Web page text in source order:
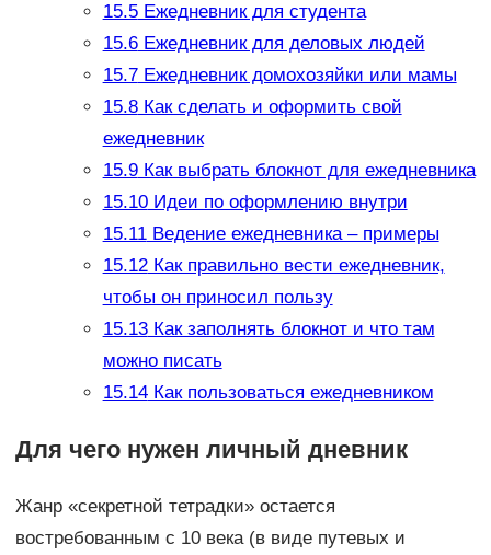
15.5Ежедневник для студента
15.6Ежедневник для деловых людей
15.7Ежедневник домохозяйки или мамы
15.8Как сделать и оформить свой
ежедневник
15.9Как выбрать блокнот для ежедневника
15.10Идеи по оформлению внутри
15.11Ведение ежедневника – примеры
15.12Как правильно вести ежедневник,
чтобы он приносил пользу
15.13Как заполнять блокнот и что там
можно писать
15.14Как пользоваться ежедневником
Для чего нужен личный дневник
Жанр «секретной тетрадки» остается
востребованным с 10 века (в виде путевых и